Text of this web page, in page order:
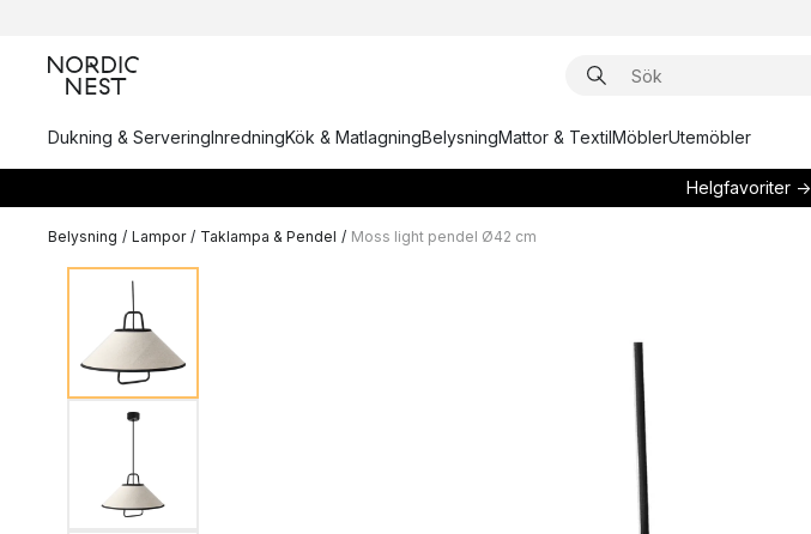
Dukning & ServeringInredningKök & MatlagningBelysningMattor & TextilMöblerUtemöbler
Helgfavoriter →
Belysning / Lampor / Taklampa & Pendel / Moss light pendel Ø42 cm